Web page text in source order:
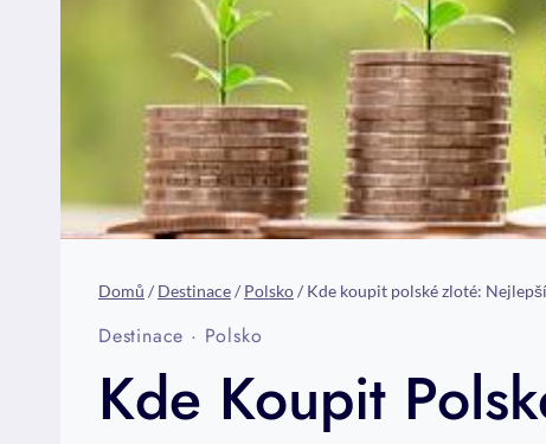
Domů / Destinace/ Polsko/ Kde koupit polské zloté:
Destinace · Polsko
Kde Koupit